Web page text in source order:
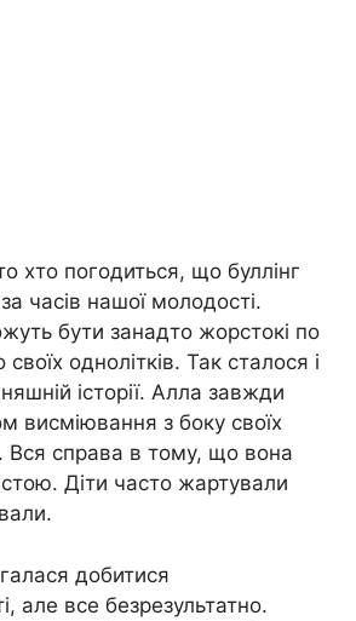
хто погодиться, що буллінг
часів нашої молодості.
бути занадто жорстокі по
однолітків. Так сталося і
історії. Алла завжди
висміювання з боку своїх
Вся справа в тому, що вона
Діти часто жартували
добитися
але все безрезультатно.